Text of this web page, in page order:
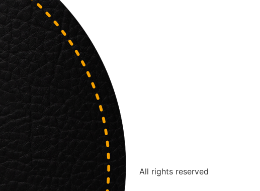
All rights reserved